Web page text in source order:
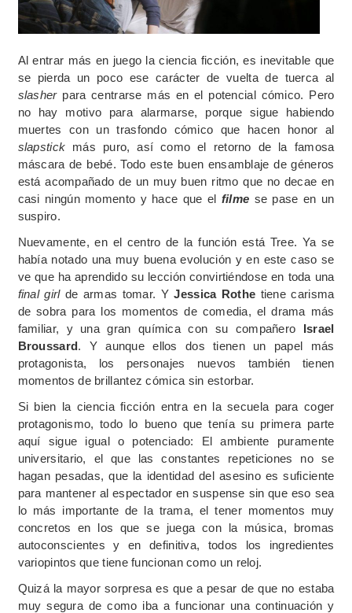
Al entrar más en juego la ciencia ficción, es inevitable que
se pierda un poco ese carácter de vuelta de tuerca al
slasherpara centrarse más en el potencial cómico. Pero
no hay motivo para alarmarse, porque sigue habiendo
muertes con un trasfondo cómico que hacen honor al
slapstick más puro, así como el retorno de la famosa
máscara de bebé. Todo este buen ensamblaje de géneros
está acompañado de un muy buen ritmo que no decae en
casi ningún momento y hace que el filme se pase en un
suspiro.
Nuevamente, en el centro de la función está Tree. Ya se
había notado una muy buena evolución y en este caso se
ve que ha aprendido su lección convirtiéndose en toda una
final girlde armas tomar. YJessica Rothe tiene carisma
de sobra para los momentos de comedia, el drama más
familiar, y una gran química con su compañero Israel
Broussard. Y aunque ellos dos tienen un papel más
protagonista, los personajes nuevos también tienen
momentos de brillantez cómica sin estorbar.
Si bien la ciencia ficción entra en la secuela para coger
protagonismo, todo lo bueno que tenía su primera parte
aquí sigue igual o potenciado: El ambiente puramente
universitario, el que las constantes repeticiones no se
hagan pesadas, que la identidad del asesino es suficiente
para mantener al espectador en suspense sin que eso sea
lo más importante de la trama, el tener momentos muy
concretos en los que se juega con la música, bromas
autoconscientes y en definitiva, todos los ingredientes
variopintos que tiene funcionan como un reloj.
Quizá la mayor sorpresa es que a pesar de que no estaba
muy segura de como iba a funcionar una continuación y